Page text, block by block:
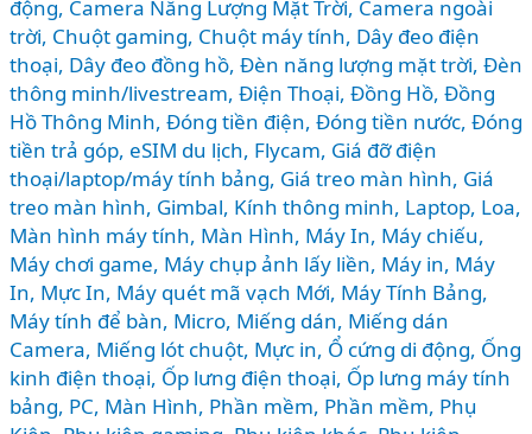
RẺ
ĐẾN
CAO
CẤP
động, Camera Năng Lượng Mặt Trời, Camera ngoài
trời, Chuột gaming, Chuột máy tính, Dây đeo điện
thoại, Dây đeo đồng hồ, Đèn năng lượng mặt trời, Đèn
thông minh/livestream, Điện Thoại, Đồng Hồ, Đồng
Hồ Thông Minh, Đóng tiền điện, Đóng tiền nước, Đóng
tiền trả góp, eSIM du lịch, Flycam, Giá đỡ điện
thoại/laptop/máy tính bảng, Giá treo màn hình, Giá
treo màn hình, Gimbal, Kính thông minh, Laptop, Loa,
Màn hình máy tính, Màn Hình, Máy In, Máy chiếu,
Máy chơi game, Máy chụp ảnh lấy liền, Máy in, Máy
In, Mực In, Máy quét mã vạch Mới, Máy Tính Bảng,
Máy tính để bàn, Micro, Miếng dán, Miếng dán
Camera, Miếng lót chuột, Mực in, Ổ cứng di động, Ống
kinh điện thoại, Ốp lưng điện thoại, Ốp lưng máy tính
bảng, PC, Màn Hình, Phần mềm, Phần mềm, Phụ